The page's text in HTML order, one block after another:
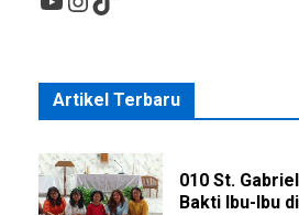
Artikel Terbaru
010 St.
Bakti Ibu-Ibu